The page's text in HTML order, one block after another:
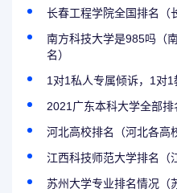
长春工程学院全国排名（
南方科技大学是985吗（
名）
1对1私人专属倾诉，1对
2021广东本科大学全部排
河北高校排名（河北各高
江西科技师范大学排名（
苏州大学专业排名情况（